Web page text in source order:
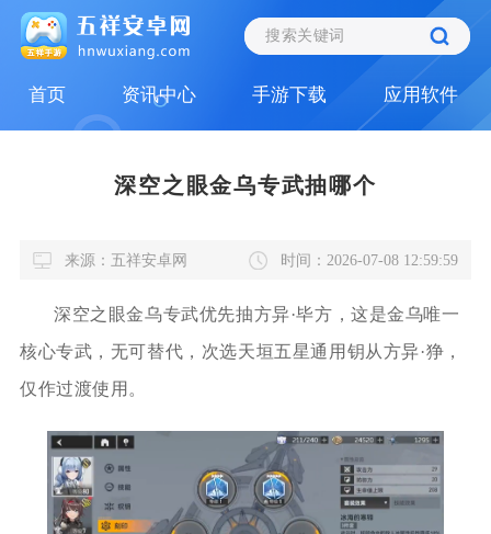
首页 资讯中心 手游下载 应用软件
深空之眼金乌专武抽哪个
来源：五祥安卓网 时间：2026-07-08 12:59:59
深空之眼金乌专武优先抽方异·毕方，这是金乌唯一
核心专武，无可替代，次选天垣五星通用钥从方异·狰，
仅作过渡使用。